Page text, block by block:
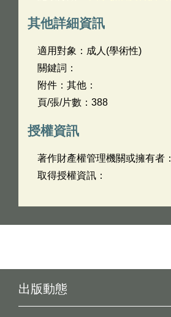
其他詳細資訊
適用對象：成人(學術性)
關鍵詞：
附件：其他：
頁/張/片數：388
授權資訊
著作財產權管理機關或擁有者：
取得授權資訊：
出版動態